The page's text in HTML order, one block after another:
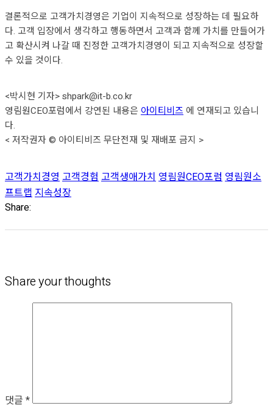
결론적으로 고객가치경영은 기업이 지속적으로 성장하는 데 필요하
다. 고객 입장에서 생각하고 행동하면서 고객과 함께 가치를 만들어가
고 확산시켜 나갈 때 진정한 고객가치경영이 되고 지속적으로 성장할
수 있을 것이다.
<박시현 기자> shpark@it-b.co.kr
영림원CEO포럼에서 강연된 내용은 아이티비즈 에 연재되고 있습니
다.
< 저작권자 © 아이티비즈 무단전재 및 재배포 금지 >
고객가치경영 고객경험 고객생애가치 영림원CEO포럼 영림원소
프트랩 지속성장
Share:
Share your thoughts
댓글 *